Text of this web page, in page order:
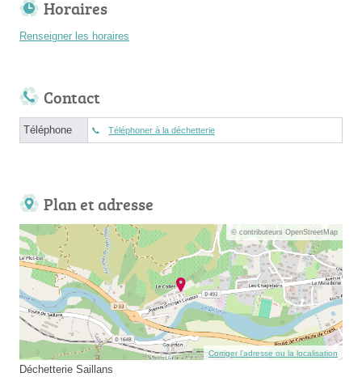
Horaires
Renseigner les horaires
Contact
Téléphone Téléphoner à la déchetterie
Plan et adresse
© contributeurs OpenStreetMap
Corriger l’adresse ou la localisation
Déchetterie Saillans